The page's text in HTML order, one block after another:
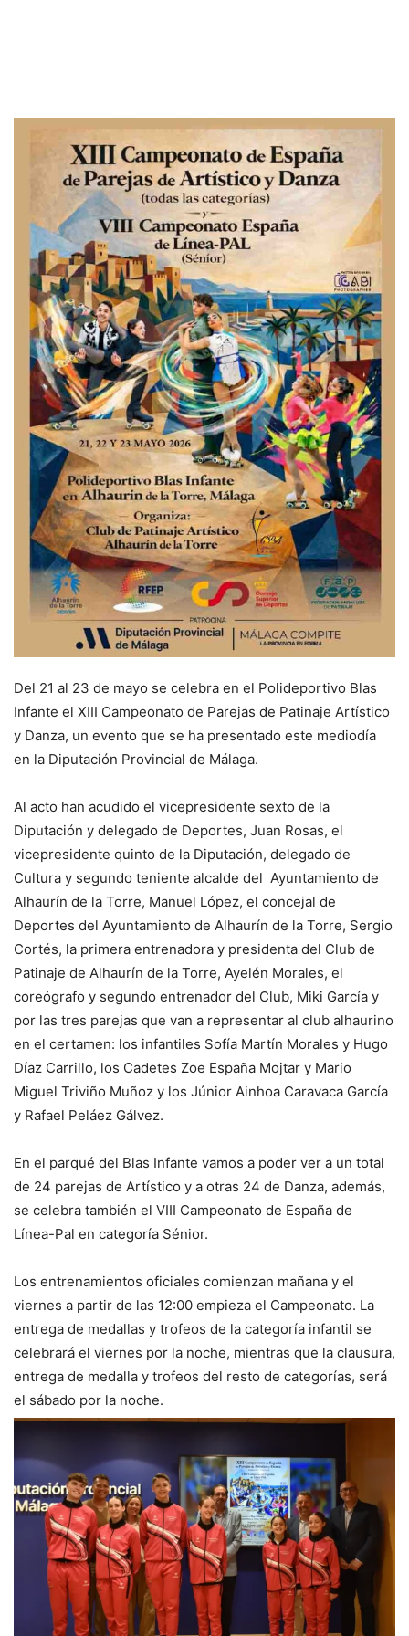
Del 21 al 23 de mayo se celebra en el Polideportivo Blas
Infante el XIII Campeonato de Parejas de Patinaje Artístico
y Danza, un evento que se ha presentado este mediodía
en la Diputación Provincial de Málaga.
Al acto han acudido el vicepresidente sexto de la
Diputación y delegado de Deportes, Juan Rosas, el
vicepresidente quinto de la Diputación, delegado de
Cultura y segundo teniente alcalde del Ayuntamiento de
Alhaurín de la Torre, Manuel López, el concejal de
Deportes del Ayuntamiento de Alhaurín de la Torre, Sergio
Cortés, la primera entrenadora y presidenta del Club de
Patinaje de Alhaurín de la Torre, Ayelén Morales, el
coreógrafo y segundo entrenador del Club, Miki García y
por las tres parejas que van a representar al club alhaurino
en el certamen: los infantiles Sofía Martín Morales y Hugo
Díaz Carrillo, los Cadetes Zoe España Mojtar y Mario
Miguel Triviño Muñoz y los Júnior Ainhoa Caravaca García
y Rafael Peláez Gálvez.
En el parqué del Blas Infante vamos a poder ver a un total
de 24 parejas de Artístico y a otras 24 de Danza, además,
se celebra también el VIII Campeonato de España de
Línea-Pal en categoría Sénior.
Los entrenamientos oficiales comienzan mañana y el
viernes a partir de las 12:00 empieza el Campeonato. La
entrega de medallas y trofeos de la categoría infantil se
celebrará el viernes por la noche, mientras que la clausura,
entrega de medalla y trofeos del resto de categorías, será
el sábado por la noche.